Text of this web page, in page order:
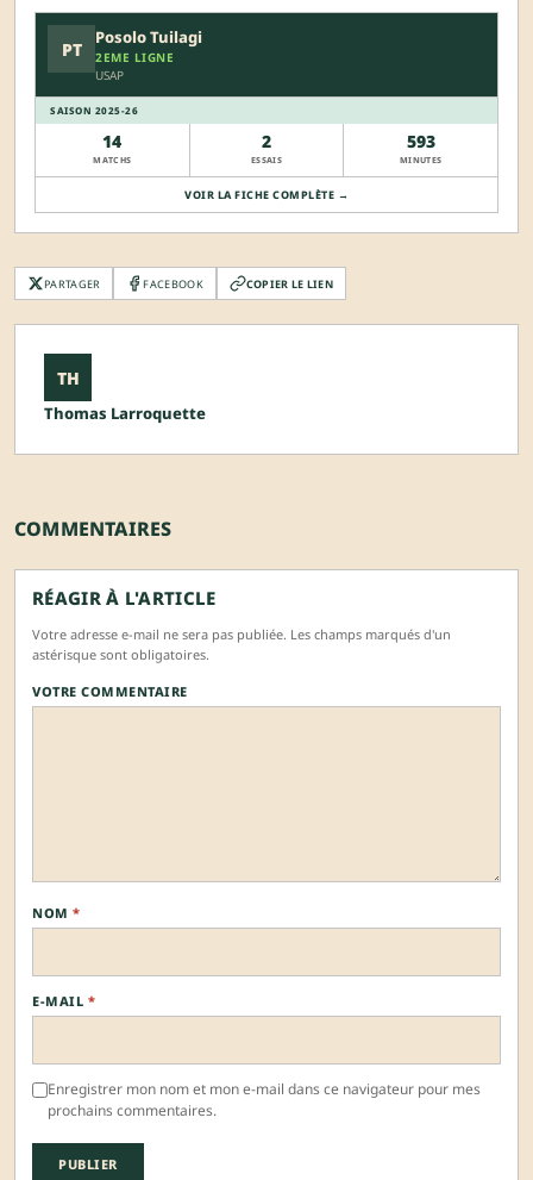
PT
Posolo Tuilagi
2EME LIGNE
USAP
SAISON 2025-26
14
MATCHS
2
ESSAIS
593
MINUTES
VOIR LA FICHE COMPLÈTE →
PARTAGER FACEBOOK COPIER LE LIEN
TH
Thomas Larroquette
COMMENTAIRES
RÉAGIR À L'ARTICLE
Votre adresse e-mail ne sera pas publiée. Les champs marqués d'un
astérisque sont obligatoires.
VOTRE COMMENTAIRE
NOM *
E-MAIL *
Enregistrer mon nom et mon e-mail dans ce navigateur pour mes
prochains commentaires.